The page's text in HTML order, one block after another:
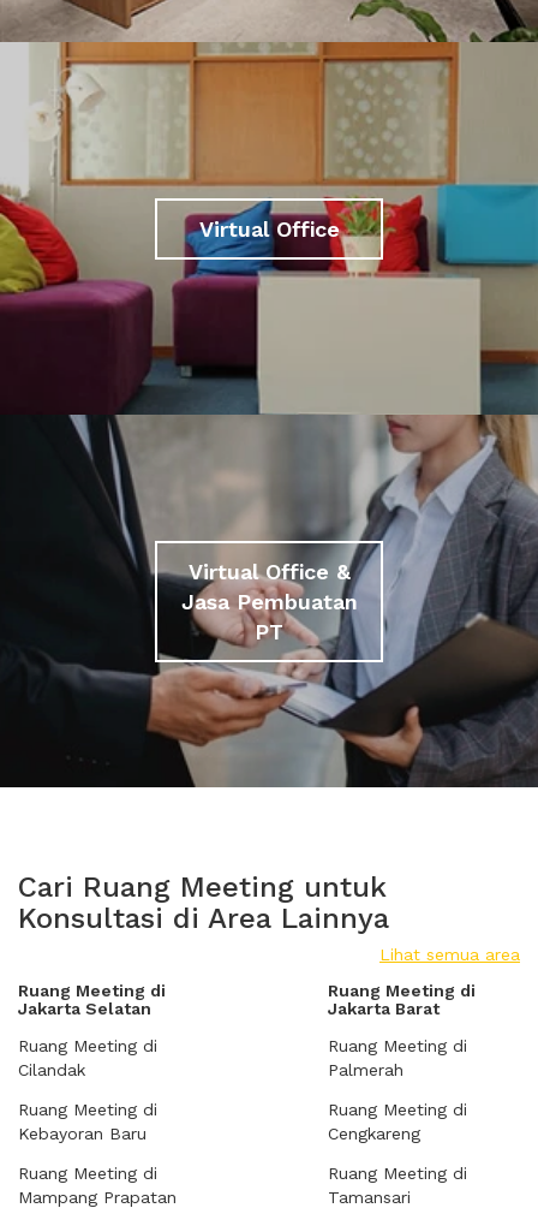
Virtual Office
Virtual Office &
Jasa Pembuatan
PT
Cari Ruang Meeting untuk
Konsultasi di Area Lainnya
Lihat semua area
Ruang Meeting di
Jakarta Selatan
Ruang Meeting di
Cilandak
Ruang Meeting di
Kebayoran Baru
Ruang Meeting di
Mampang Prapatan
Ruang Meeting di
Jakarta Barat
Ruang Meeting di
Palmerah
Ruang Meeting di
Cengkareng
Ruang Meeting di
Tamansari